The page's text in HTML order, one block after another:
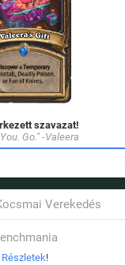
szavazat!
Go." -Valeera
Verekedés
Részletek!